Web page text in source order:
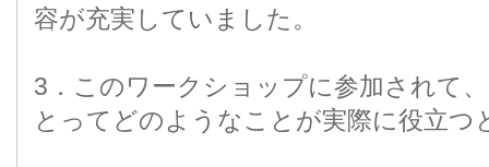
容が充実していました。
3．このワークショップに参加されて
とってどのようなことが実際に役立つ